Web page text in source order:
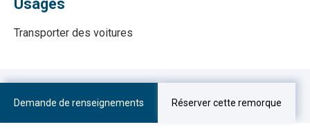
Usages
Transporter des voitures
Demande de renseignements Réserver cette remorque